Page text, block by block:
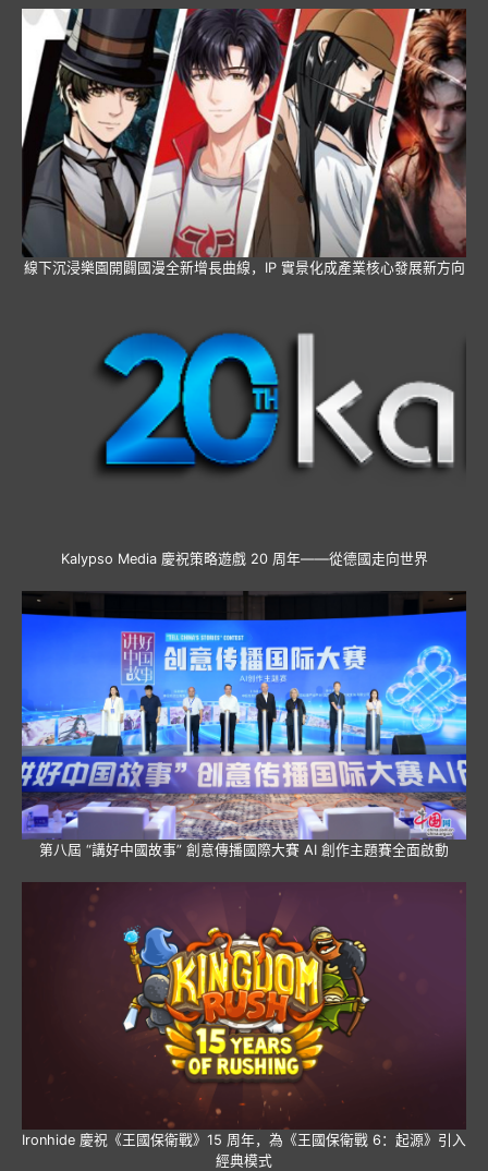
線下沉浸樂園開闢國漫全新增長曲線，IP 實景化成產業核心發展新方向
Kalypso Media 慶祝策略遊戲 20 周年——從德國走向世界
第八屆 “講好中國故事” 創意傳播國際大賽 AI 創作主題賽全面啟動
Ironhide 慶祝《王國保衛戰》15 周年，為《王國保衛戰 6：起源》引入
經典模式